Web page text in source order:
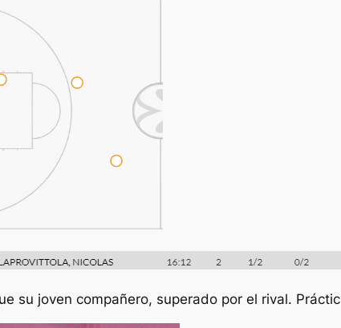
su joven compañero, superado por el rival.